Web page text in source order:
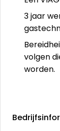
3 jaar
volgen
worden.